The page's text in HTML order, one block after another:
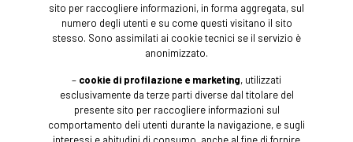
sito per raccogliere informazioni, in forma aggregata, sul
numero degli utenti e su come questi visitano il sito
stesso. Sono assimilati ai cookie tecnici se il servizio è
anonimizzato.
– cookie di profilazione e marketing, utilizzati
esclusivamente da terze parti diverse dal titolare del
presente sito per raccogliere informazioni sul
comportamento deli utenti durante la navigazione, e sugli